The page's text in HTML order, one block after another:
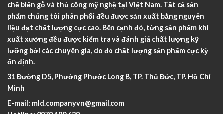
chế biến gỗ và thủ công mỹ nghệ tại Việt Nam. Tất cả sản
phẩm chúng tôi phân phối đều được sản xuất bằng nguyên
liệu đạt chất lượng cực cao. Bên cạnh đó, từng sản phẩm khi
xuất xưởng đều được kiểm tra và đánh giá chất lượng kỹ
lưỡng bởi các chuyên gia, do đó chất lượng sản phẩm cực kỳ
ổn định.
31 Đường D5, Phường Phước Long B, TP. Thủ Đức, TP. Hồ Chí
Minh
E-mail: mld.companyvn@gmail.com